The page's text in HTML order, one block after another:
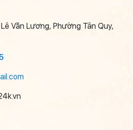
Văn Lương, Phường Tân Quy,